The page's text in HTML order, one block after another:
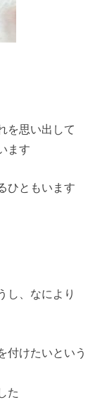
を思い出して
ます
ひともいます
し、なにより
付けたいという
た